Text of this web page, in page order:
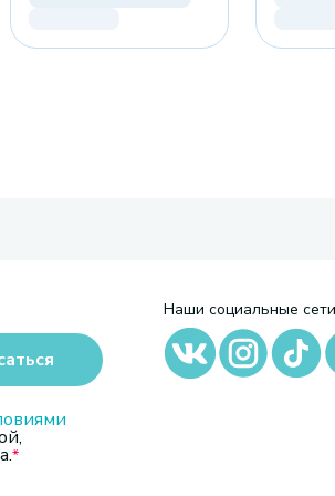
Наши социальные сети